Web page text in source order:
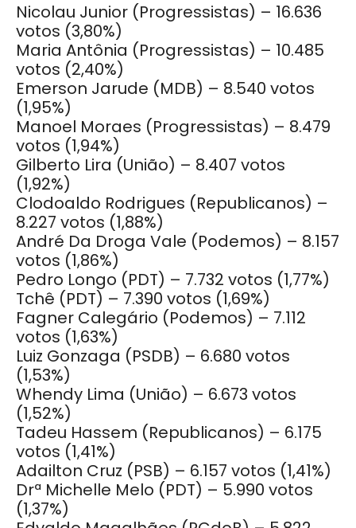
Nicolau Junior (Progressistas) – 16.636
votos (3,80%)
Maria Antônia (Progressistas) – 10.485
votos (2,40%)
Emerson Jarude (MDB) – 8.540 votos
(1,95%)
Manoel Moraes (Progressistas) – 8.479
votos (1,94%)
Gilberto Lira (União) – 8.407 votos
(1,92%)
Clodoaldo Rodrigues (Republicanos) –
8.227 votos (1,88%)
André Da Droga Vale (Podemos) – 8.157
votos (1,86%)
Pedro Longo (PDT) – 7.732 votos (1,77%)
Tchê (PDT) – 7.390 votos (1,69%)
Fagner Calegário (Podemos) – 7.112
votos (1,63%)
Luiz Gonzaga (PSDB) – 6.680 votos
(1,53%)
Whendy Lima (União) – 6.673 votos
(1,52%)
Tadeu Hassem (Republicanos) – 6.175
votos (1,41%)
Adailton Cruz (PSB) – 6.157 votos (1,41%)
Drª Michelle Melo (PDT) – 5.990 votos
(1,37%)